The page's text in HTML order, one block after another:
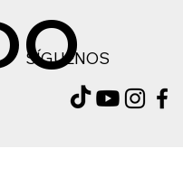
SÍGUENOS